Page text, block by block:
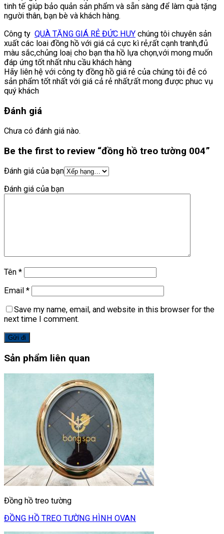
tinh tế giúp bảo quản sản phẩm và sẵn sàng để làm quà tặng
người thân, bạn bè và khách hàng.
Công ty QUÀ TẶNG GIÁ RẺ ĐỨC HUY chúng tôi chuyên sản
xuất các loai đồng hồ với giá cả cực kì rẻ,rất cạnh tranh,đủ
màu sắc,chủng loaị cho bạn tha hồ lựa chọn,với mong muốn
đáp ứng tốt nhất nhu cầu khách hàng
Hãy liên hệ với công ty đồng hồ giá rẻ của chúng tôi đẻ có
sản phẩm tốt nhất với giá cả rẻ nhất,rất mong được phuc vụ
quý khách
Đánh giá
Chưa có đánh giá nào.
Be the first to review “đồng hồ treo tường 004”
Đánh giá của bạn
Đánh giá của bạn
Tên *
Email *
Save my name, email, and website in this browser for the
next time I comment.
Sản phẩm liên quan
Đồng hồ treo tường
ĐỒNG HỒ TREO TƯỜNG HÌNH OVAN